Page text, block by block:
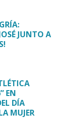
JUNTO A
EN
DÍA
MUJER